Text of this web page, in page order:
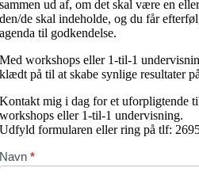
sammen ud af, om det skal være en
den/de skal indeholde, og du får
agenda til godkendelse.
Med workshops eller 1-til-1
klædt på til at skabe synlige resultater
Kontakt mig i dag for et uforpligtende
workshops eller 1-til-1 undervisning.
Udfyld formularen eller ring på tlf:
Navn*